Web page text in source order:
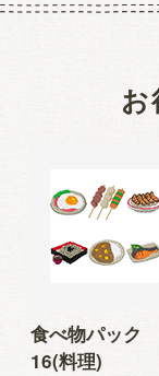
食べ物パック
16(料理)